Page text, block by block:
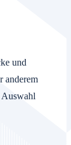
und
anderem